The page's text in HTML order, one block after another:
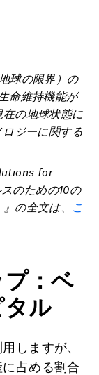
球の限界）の
命維持機能が
の地球状態に
ジーに関する
for
のための10の
の全文は、 こ
：ベ
タル
しますが、
占める割合